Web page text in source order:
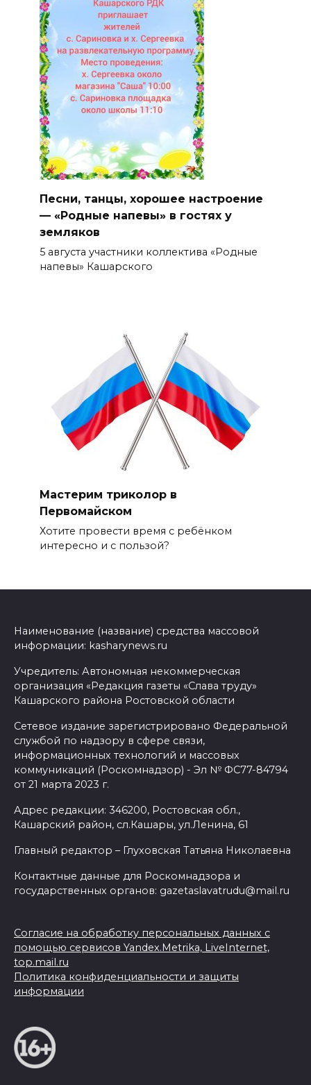
Песни, танцы, хорошее настроение
— «Родные напевы» в гостях у
земляков
5 августа участники коллектива «Родные
напевы» Кашарского
Мастерим триколор в
Первомайском
Хотите провести время с ребёнком
интересно и с пользой?
Наименование (название) средства массовой
информации: kasharynews.ru
Учредитель: Автономная некоммерческая
организация «Редакция газеты «Слава труду»
Кашарского района Ростовской области
Сетевое издание зарегистрировано Федеральной
службой по надзору в сфере связи,
информационных технологий и массовых
коммуникаций (Роскомнадзор) - Эл № ФС77-84794
от 21 марта 2023 г.
Адрес редакции: 346200, Ростовская обл.,
Кашарский район, сл.Кашары, ул.Ленина, 61
Главный редактор – Глуховская Татьяна Николаевна
Контактные данные для Роскомнадзора и
государственных органов: gazetaslavatrudu@mail.ru
Согласие на обработку персональных данных с
помощью сервисов Yandex.Metrika, LiveInternet,
top.mail.ru
Политика конфиденциальности и защиты
информации